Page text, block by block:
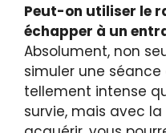
Peut-on utiliser le
échapper à un
Absolument, non
simuler une
tellement intense
survie, mais avec